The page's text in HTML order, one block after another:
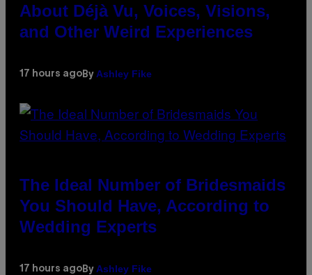
About Déjà Vu, Voices, Visions,
and Other Weird Experiences
17 hours ago By Ashley Fike
The Ideal Number of Bridesmaids
You Should Have, According to
Wedding Experts
17 hours ago By Ashley Fike